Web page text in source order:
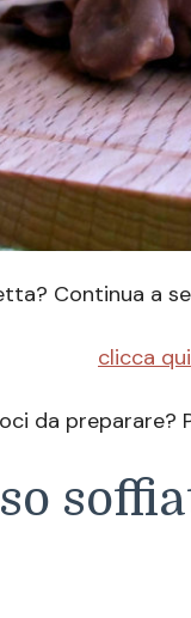
Continua a
clicca qui
da preparare?